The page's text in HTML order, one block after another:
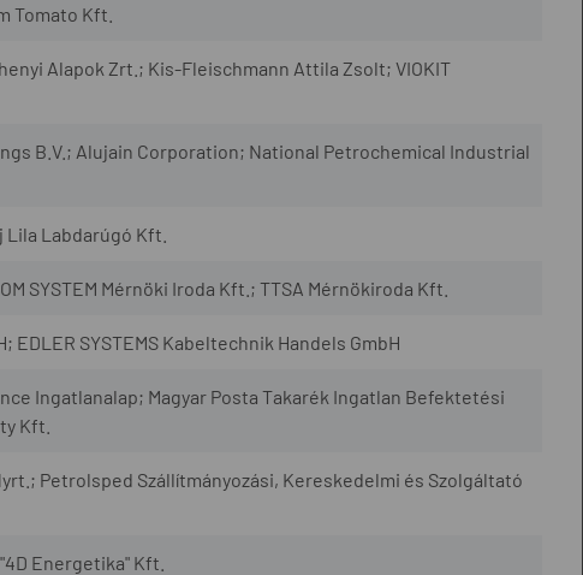
Tomato Kft.
Alapok Zrt.; Kis-Fleischmann Attila Zsolt; VIOKIT
B.V.; Alujain Corporation; National Petrochemical Industrial
Lila Labdarúgó Kft.
SYSTEM Mérnöki Iroda Kft.; TTSA Mérnökiroda Kft.
EDLER SYSTEMS Kabeltechnik Handels GmbH
Ingatlanalap; Magyar Posta Takarék Ingatlan Befektetési
Kft.
Petrolsped Szállítmányozási, Kereskedelmi és Szolgáltató
Energetika" Kft.